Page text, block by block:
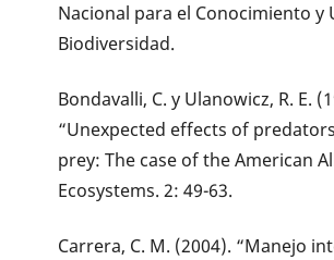
Nacional para el Conocimiento y
Biodiversidad.
Bondavalli, C. y Ulanowicz, R. E.
“Unexpected effects of
prey: The case of the American
Ecosystems. 2: 49-63.
Carrera, C. M. (2004). “Manejo